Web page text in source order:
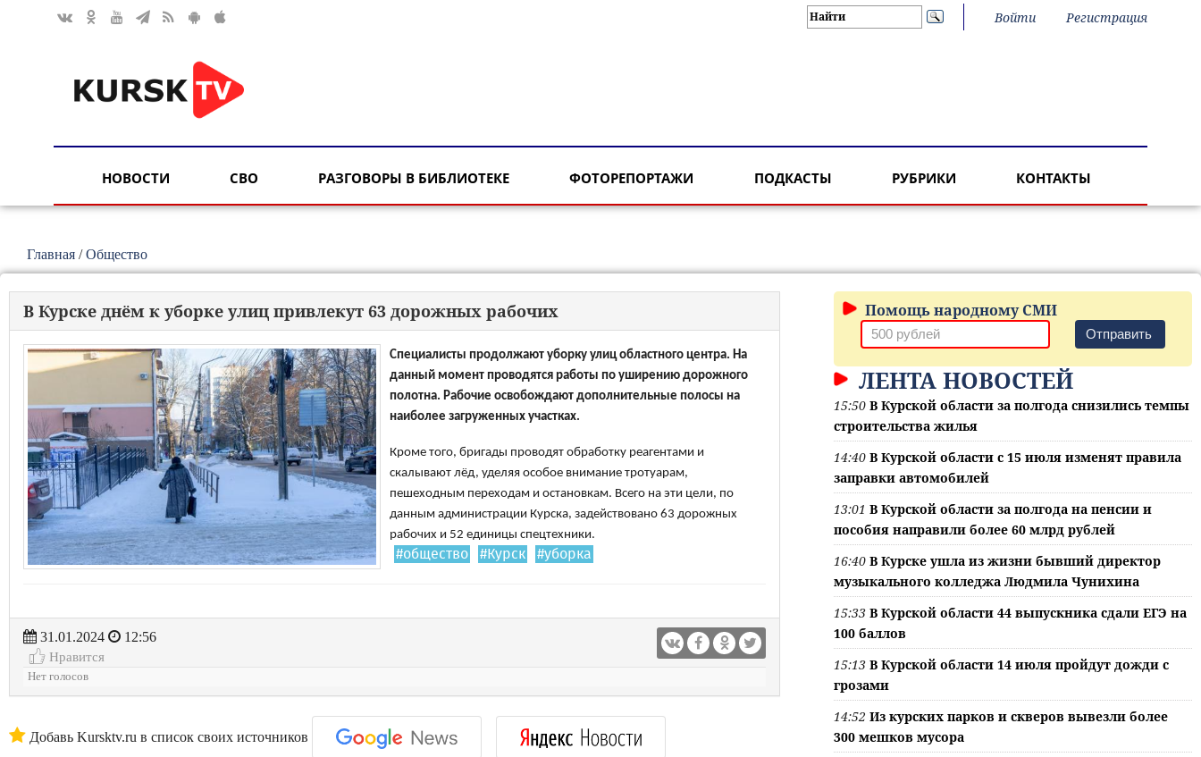
Войти Регистрация
НОВОСТИ СВО РАЗГОВОРЫ В БИБЛИОТЕКЕ ФОТОРЕПОРТАЖИ ПОДКАСТЫ РУБРИКИ КОНТАКТЫ
Главная /Общество
В Курске днём к уборке улиц привлекут 63 дорожных рабочих
Специалисты продолжают уборку улиц областного центра. На
данный момент проводятся работы по уширению дорожного
полотна. Рабочие освобождают дополнительные полосы на
наиболее загруженных участках.
Кроме того, бригады проводят обработку реагентами и
скалывают лёд, уделяя особое внимание тротуарам,
пешеходным переходам и остановкам. Всего на эти цели, по
данным администрации Курска, задействовано 63 дорожных
рабочих и 52 единицы спецтехники.
#общество #Курск #уборка
31.01.2024
12:56
Нравится
Нет голосов
Добавь Kursktv.ru в список своих источников
Помощь народному СМИ
Отправить
ЛЕНТА НОВОСТЕЙ
15:50 В Курской области за полгода снизились темпы
строительства жилья
14:40 В Курской области с 15 июля изменят правила
заправки автомобилей
13:01 В Курской области за полгода на пенсии и
пособия направили более 60 млрд рублей
16:40 В Курске ушла из жизни бывший директор
музыкального колледжа Людмила Чунихина
15:33 В Курской области 44 выпускника сдали ЕГЭ на
100 баллов
15:13 В Курской области 14 июля пройдут дожди с
грозами
14:52 Из курских парков и скверов вывезли более
300 мешков мусора